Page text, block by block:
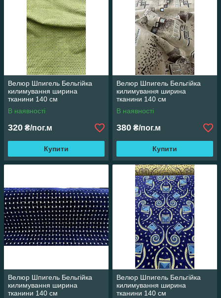
Велюр Шпигель Бельгійка
килимування ширина
тканини 140 см
В наявності
320 ₴/пог.м
Купити
Велюр Шпигель Бельгійка
килимування ширина
тканини 140 см
В наявності
380 ₴/пог.м
Купити
Велюр Шпигель Бельгійка
килимування ширина
тканини 140 см
Велюр Шпигель Бельгійка
килимування ширина
тканини 140 см